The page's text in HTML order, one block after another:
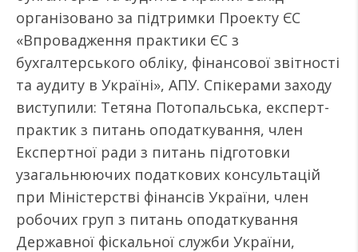
організовано за підтримки Проекту ЄС
«Впровадження практики ЄС з
бухгалтерського обліку, фінансової звітності
та аудиту в Україні», АПУ. Спікерами заходу
виступили: Тетяна Потопальська, експерт-
практик з питань оподаткування, член
Експертної ради з питань підготовки
узагальнюючих податкових консультацій
при Міністерстві фінансів України, член
робочих груп з питань оподаткування
Державної фіскальної служби України,